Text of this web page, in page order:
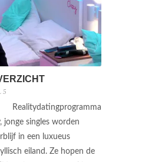
5
Realitydatingprogramma
jonge singles worden
in een luxueus
eiland. Ze hopen de